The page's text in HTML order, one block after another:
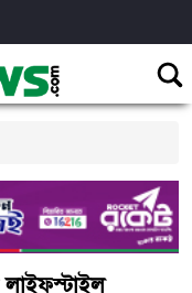
লাইফস্টাইল